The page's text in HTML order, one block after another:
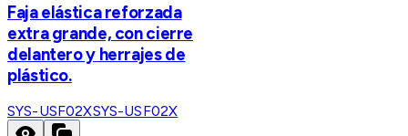
Faja elástica reforzada
extra grande, con cierre
delantero y herrajes de
plástico.
SYS-USF02XSYS-USF02X